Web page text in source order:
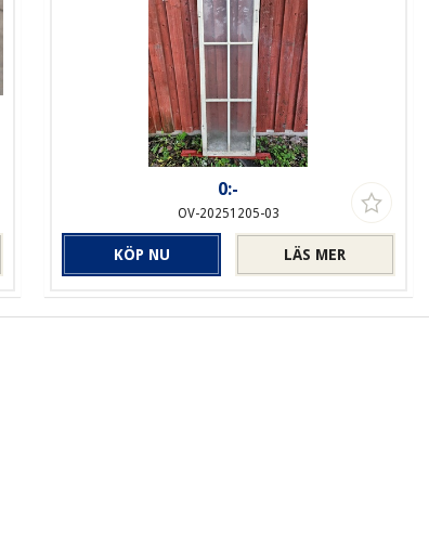
0:-
OV-20251205-03
LÄS MER
KÖP NU